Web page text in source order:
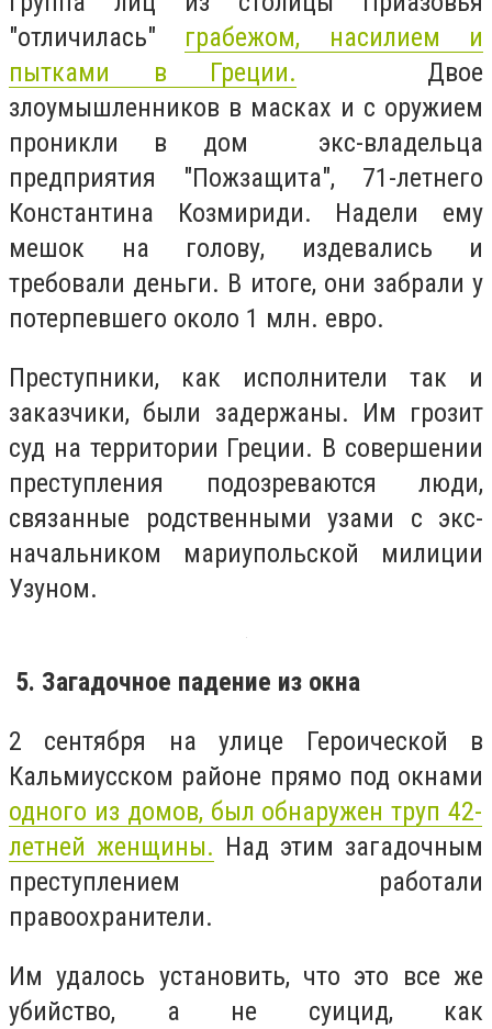
"отличилась" грабежом, насилием и
пытками в Греции. Двое
злоумышленников в масках и с оружием
проникли в дом экс-владельца
предприятия "Пожзащита", 71-летнего
Константина Козмириди. Надели ему
мешок на голову, издевались и
требовали деньги. В итоге, они забрали у
потерпевшего около 1 млн. евро.
Преступники, как исполнители так и
заказчики, были задержаны. Им грозит
суд на территории Греции. В совершении
преступления подозреваются люди,
связанные родственными узами с экс-
начальником мариупольской милиции
Узуном.
5. Загадочное падение из окна
2 сентября на улице Героической в
Кальмиусском районе прямо под окнами
одного из домов, был обнаружен труп 42-
летней женщины. Над этим загадочным
преступлением работали
правоохранители.
Им удалось установить, что это все же
убийство, а не суицид, как